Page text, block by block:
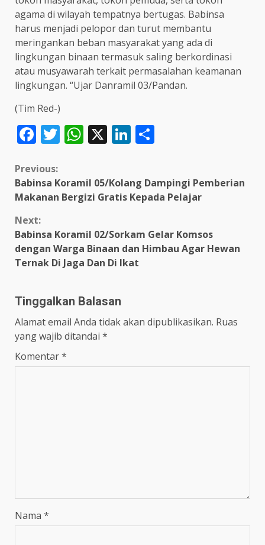
agama di wilayah tempatnya bertugas. Babinsa
harus menjadi pelopor dan turut membantu
meringankan beban masyarakat yang ada di
lingkungan binaan termasuk saling berkordinasi
atau musyawarah terkait permasalahan keamanan
lingkungan. “Ujar Danramil 03/Pandan.
(Tim Red-)
Facebook
Twitter
WhatsApp
X LinkedIn
Continue
Reading
Previous:
Babinsa Koramil 05/Kolang Dampingi Pemberian
Makanan Bergizi Gratis Kepada Pelajar
Next:
Babinsa Koramil 02/Sorkam Gelar Komsos
dengan Warga Binaan dan Himbau Agar Hewan
Ternak Di Jaga Dan Di Ikat
Tinggalkan Balasan
Alamat email Anda tidak akan dipublikasikan. Ruas
yang wajib ditandai *
Komentar*
Nama *